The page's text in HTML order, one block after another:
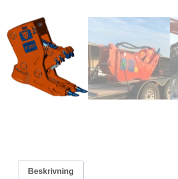
Beskrivning